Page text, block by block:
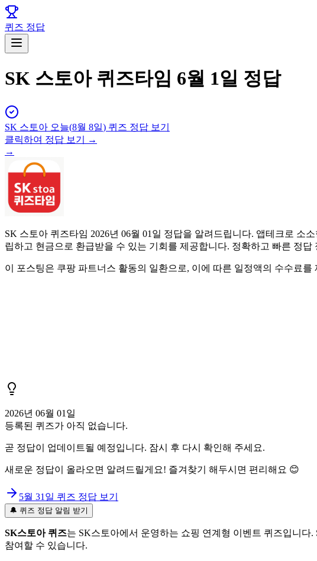
퀴즈 정답
SK 스토아 퀴즈타임 6월 1일 정답
SK 스토아 오늘(8월 8일) 퀴즈 정답 보기
클릭하여 정답 보기 →
→
SK 스토아 퀴즈타임 2026년 06월 01일 정답을 알려드립니다. 앱테크로
립하고 현금으로 환급받을 수 있는 기회를 제공합니다. 정확하고 빠른 정
이 포스팅은 쿠팡 파트너스 활동의 일환으로, 이에 따른 일정액의 수수료를
2026년 06월 01일
등록된 퀴즈가 아직 없습니다.
곧 정답이 업데이트될 예정입니다. 잠시 후 다시 확인해 주세요.
새로운 정답이 올라오면 알려드릴게요! 즐겨찾기 해두시면 편리해요 😊
5월 31일 퀴즈 정답 보기
🔔 퀴즈 정답 알림 받기
SK스토아 퀴즈는 SK스토아에서 운영하는 쇼핑 연계형 이벤트 퀴즈입니
참여할 수 있습니다.